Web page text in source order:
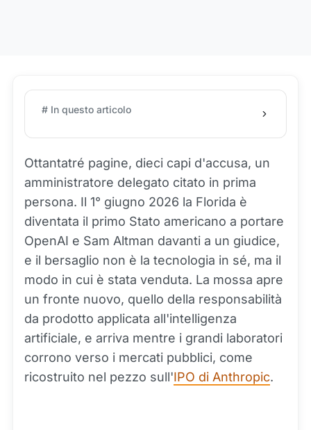
# In questo articolo
Ottantatré pagine, dieci capi d'accusa, un
amministratore delegato citato in prima
persona. Il 1° giugno 2026 la Florida è
diventata il primo Stato americano a portare
OpenAI e Sam Altman davanti a un giudice,
e il bersaglio non è la tecnologia in sé, ma il
modo in cui è stata venduta. La mossa apre
un fronte nuovo, quello della responsabilità
da prodotto applicata all'intelligenza
artificiale, e arriva mentre i grandi laboratori
corrono verso i mercati pubblici, come
ricostruito nel pezzo sull'IPO di Anthropic.